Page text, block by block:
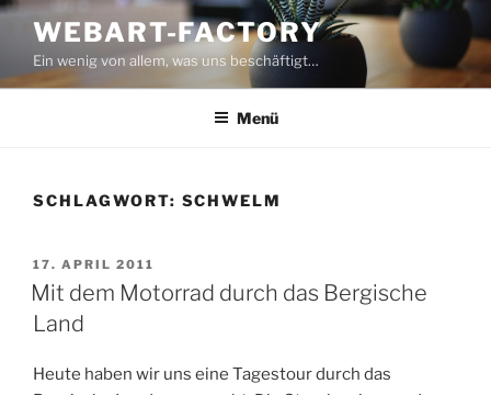
Zum
Inhalt
springen
WEBART-FACTORY
Ein wenig von allem, was uns beschäftigt…
Menü
SCHLAGWORT: SCHWELM
VERÖFFENTLICHT
AM
17. APRIL 2011
Mit dem Motorrad durch das Bergische
Land
Heute haben wir uns eine Tagestour durch das